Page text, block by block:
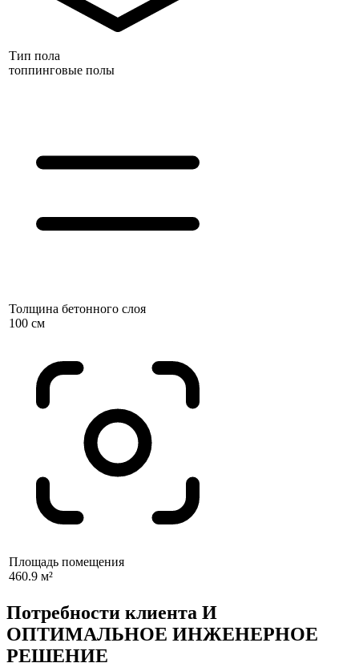
Тип пола
топпинговые полы
Толщина бетонного слоя
100 см
Площадь помещения
460.9 м²
Потребности клиента И
ОПТИМАЛЬНОЕ ИНЖЕНЕРНОЕ
РЕШЕНИЕ